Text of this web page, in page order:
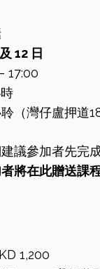
12 日
17:00
（灣仔盧押道
議參加者先完
將在此贈送課
1,200